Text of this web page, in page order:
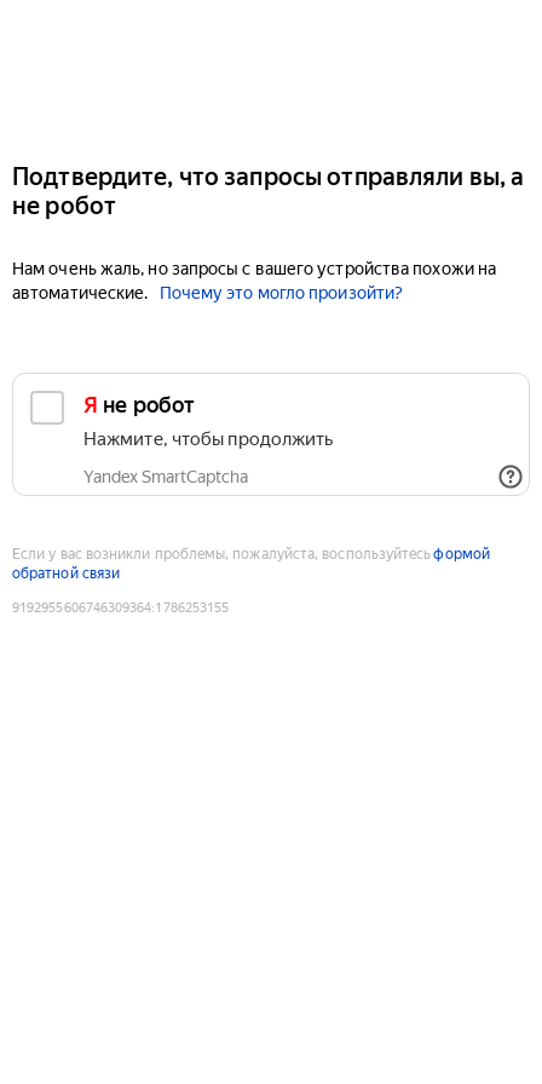
Подтвердите, что запросы отправляли вы, а
не робот
Нам очень жаль, но запросы с вашего устройства похожи на
автоматические.
Почему это могло произойти?
Я не робот
Нажмите, чтобы продолжить
Yandex SmartCaptcha
Если у вас возникли проблемы, пожалуйста, воспользуйтесьформой
обратной связи
9192955606746309364:1786253155